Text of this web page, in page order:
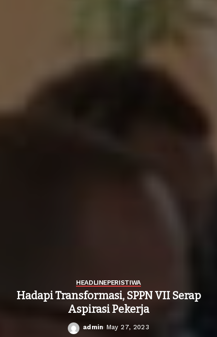
HEADLINEPERISTIWA
Hadapi Transformasi, SPPN VII Serap
Aspirasi Pekerja
Posted
admin May 27, 2023